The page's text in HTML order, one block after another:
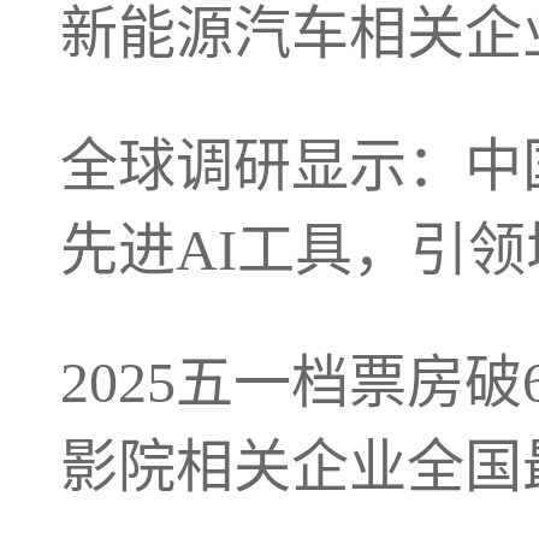
新能源汽车相关企
全球调研显示：
先进AI工具，引
2025五一档票房
影院相关企业全国